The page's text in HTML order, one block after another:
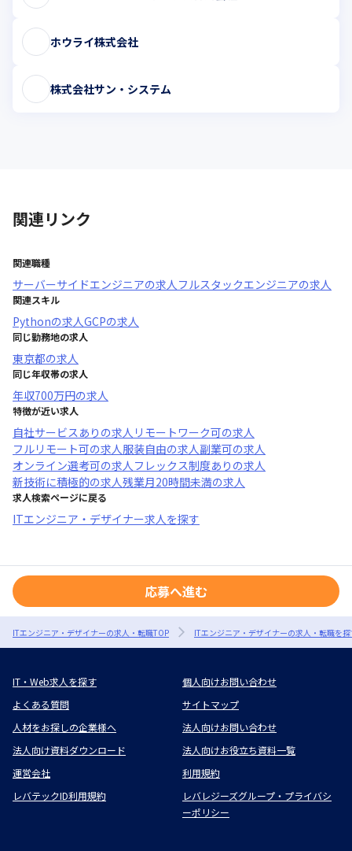
ホウライ株式会社
株式会社サン・システム
関連リンク
関連職種
サーバーサイドエンジニアの求人フルスタックエンジニアの求人
関連スキル
Pythonの求人GCPの求人
同じ勤務地の求人
東京都の求人
同じ年収帯の求人
年収700万円の求人
特徴が近い求人
自社サービスあり の求人 リモートワーク可の求人
フルリモート可の求人服装自由の求人副業可の求人
オンライン選考可の求人フレックス制度あり の求人
新技術に積極的の求人残業月20時間未満の求人
求人検索ページに戻る
ITエンジニア・デザイナー求人を探す
応募へ進む
ITエンジニア・デザイナーの求人・転職TOP ITエンジニア・デザイナーの求人・転職を
IT・Web求人を探す
個人向けお問い合わせ
よくある質問
サイトマップ
人材をお探しの企業様へ
法人向けお問い合わせ
法人向け資料ダウンロード
法人向けお役立ち資料一覧
運営会社
利用規約
レバテックID利用規約
レバレジーズグループ・プライバシ
ーポリシー